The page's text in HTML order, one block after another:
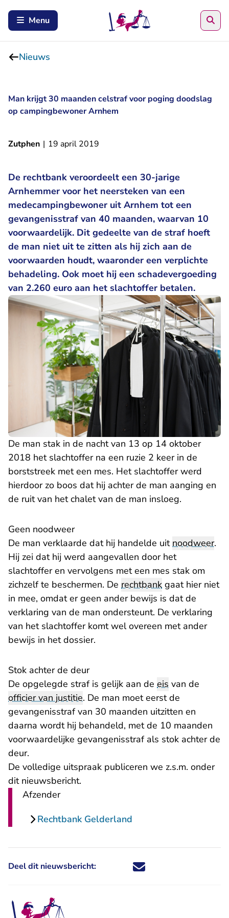
Menu
Nieuws
Man krijgt 30 maanden celstraf voor poging doodslag
op campingbewoner Arnhem
Zutphen | 19 april 2019
De rechtbank veroordeelt een 30-jarige
Arnhemmer voor het neersteken van een
medecampingbewoner uit Arnhem tot een
gevangenisstraf van 40 maanden, waarvan 10
voorwaardelijk. Dit gedeelte van de straf hoeft
de man niet uit te zitten als hij zich aan de
voorwaarden houdt, waaronder een verplichte
behadeling. Ook moet hij een schadevergoeding
van 2.260 euro aan het slachtoffer betalen.
De man stak in de nacht van 13 op 14 oktober
2018 het slachtoffer na een ruzie 2 keer in de
borststreek met een mes. Het slachtoffer werd
hierdoor zo boos dat hij achter de man aanging en
de ruit van het chalet van de man insloeg.
Geen noodweer
De man verklaarde dat hij handelde uitnoodweer.
Hij zei dat hij werd aangevallen door het
slachtoffer en vervolgens met een mes stak om
zichzelf te beschermen. De rechtbank gaat hier niet
in mee, omdat er geen ander bewijs is dat de
verklaring van de man ondersteunt. De verklaring
van het slachtoffer komt wel overeen met ander
bewijs in het dossier.
Stok achter de deur
De opgelegde straf is gelijk aan de eis van de
officier van justitie. De man moet eerst de
gevangenisstraf van 30 maanden uitzitten en
daarna wordt hij behandeld, met de 10 maanden
voorwaardelijke gevangenisstraf als stok achter de
deur.
De volledige uitspraak publiceren we z.s.m. onder
dit nieuwsbericht.
Afzender
Rechtbank Gelderland
Deel dit nieuwsbericht: Deel dit nieuwsbericht via X -
Deel dit nieuwsbericht via
Deel dit nieuwsbericht
Deel dit